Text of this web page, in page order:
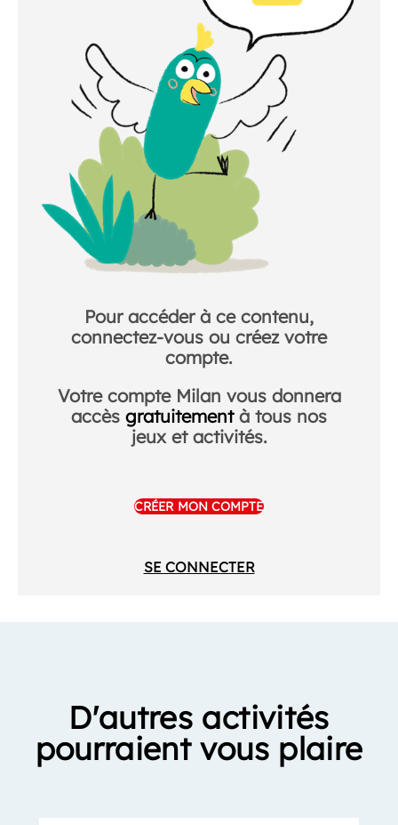
Pour accéder à ce contenu,
connectez-vous ou créez votre
compte.
Votre compte Milan vous donnera
accès gratuitementà tous nos
jeux et activités.
CRÉER MON COMPTE
SE CONNECTER
D'autres activités
pourraient vous plaire